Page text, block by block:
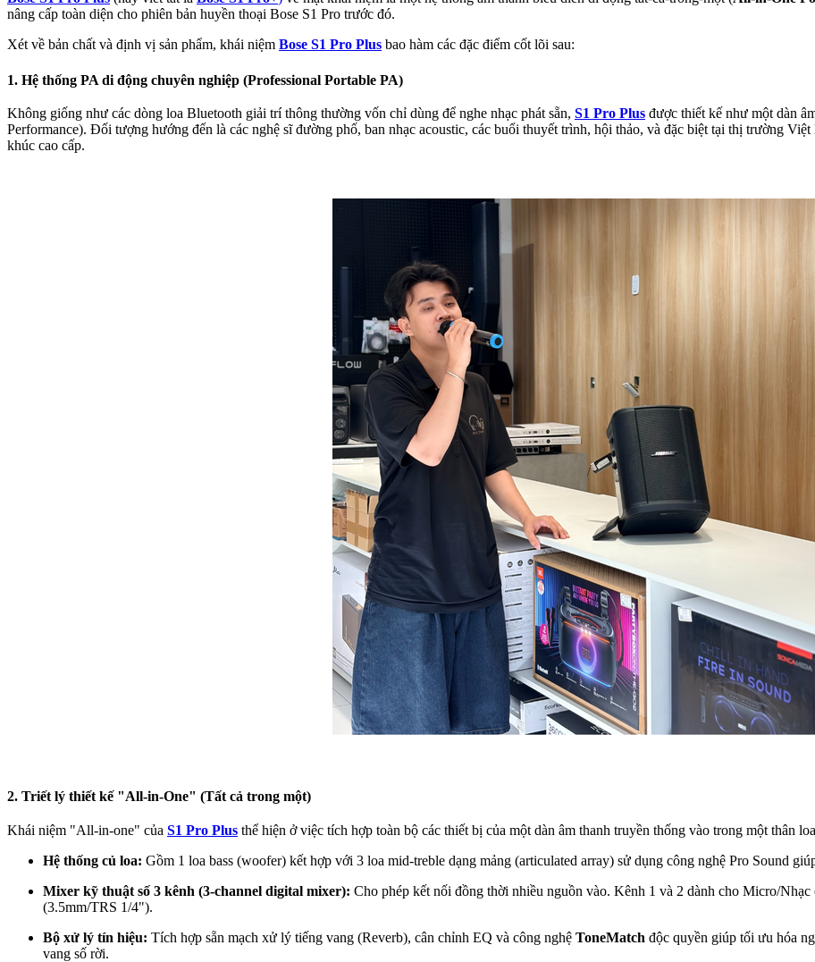
nâng cấp toàn diện cho phiên bản huyền thoại Bose S1 Pro trước đó.
Xét về bản chất và định vị sản phẩm, khái niệm Bose S1 Pro Plus bao hàm các đặc điểm cốt lõi sau:
1. Hệ thống PA di động chuyên nghiệp (Professional Portable PA)
Không giống như các dòng loa Bluetooth giải trí thông thường vốn chỉ dùng để nghe nhạc phát sẵn, S1 Pro Plus được thiết kế như một dàn
Performance). Đối tượng hướng đến là các nghệ sĩ đường phố, ban nhạc acoustic, các buổi thuyết trình, hội thảo, và đặc biệt tại thị trường
khúc cao cấp.
2. Triết lý thiết kế "All-in-One" (Tất cả trong một)
Khái niệm "All-in-one" của S1 Pro Plus thể hiện ở việc tích hợp toàn bộ các thiết bị của một dàn âm thanh truyền thống vào trong một thân
Hệ thống củ loa: Gồm 1 loa bass (woofer) kết hợp với 3 loa mid-treble dạng mảng (articulated array) sử dụng công nghệ Pro Sound
Mixer kỹ thuật số 3 kênh (3-channel digital mixer): Cho phép kết nối đồng thời nhiều nguồn vào. Kênh 1 và 2 dành cho Micro/
(3.5mm/TRS 1/4").
Bộ xử lý tín hiệu: Tích hợp sẵn mạch xử lý tiếng vang (Reverb), cân chỉnh EQ và công nghệ ToneMatch độc quyền giúp tối ưu hóa
vang số rời.